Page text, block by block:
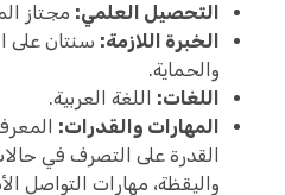
التحصيل العلمي: مجتاز
الخبرة اللازمة: سنتان على
والحماية.
اللغات: اللغة العربية.
المهارات والقدرات:
القدرة على التصرف في
واليقظة، مهارات التواصل